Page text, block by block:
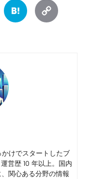
Line Hatena
けでスタートしたブ
営歴 10 年以上。国内
関心ある分野の情報